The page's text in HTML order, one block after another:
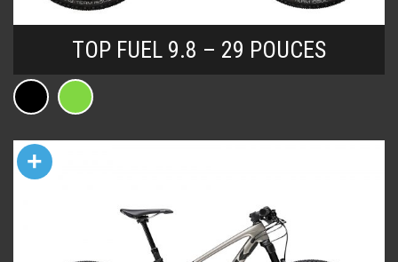
TOP FUEL 9.8 – 29 POUCES
+